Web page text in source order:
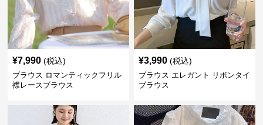
¥7,990 (税込)
ブラウス ロマンティックフリル
襟レースブラウス
¥3,990 (税込)
ブラウス エレガント リボンタイ
ブラウス